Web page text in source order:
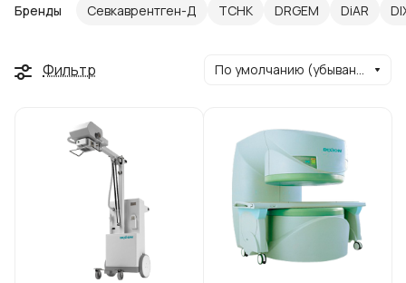
Бренды Севкаврентген-​Д ТСНК DRGEM DiAR
Фильтр По умолчанию (убывание)